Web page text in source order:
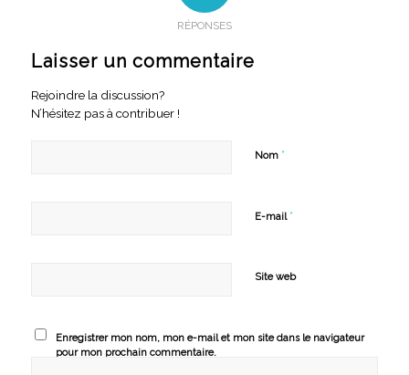
RÉPONSES
Laisser un commentaire
Rejoindre la discussion?
N’hésitez pas à contribuer !
Nom *
E-mail *
Site web
Enregistrer mon nom, mon e-mail et mon site dans le navigateur
pour mon prochain commentaire.